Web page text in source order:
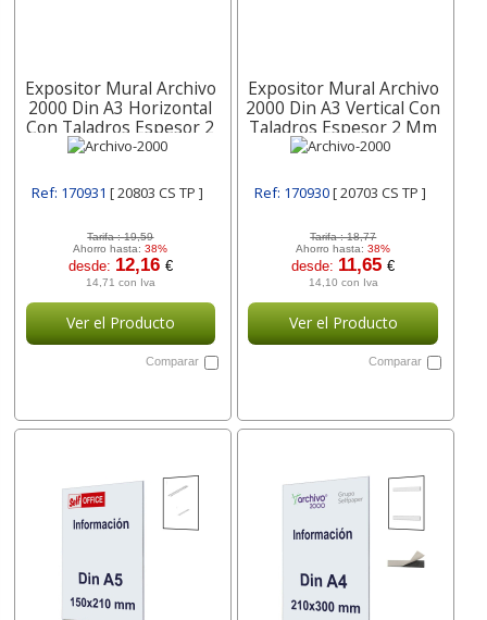
Expositor Mural Archivo
2000 Din A3 Horizontal
Con Taladros Espesor 2
Mm 20803 Cs Archivo-
Ref: 170931[ 20803 CS TP ]
Tarifa :19,59
Ahorro hasta:38%
desde: 12,16 €
14,71 con Iva
Ver el Producto
Comparar
Expositor Mural Archivo
2000 Din A3 Vertical Con
Taladros Espesor 2 Mm
20703 Cs Archivo-2000
Ref: 170930[ 20703 CS TP ]
Tarifa :18,77
Ahorro hasta:38%
desde: 11,65€
14,10 con Iva
Ver el Producto
Comparar